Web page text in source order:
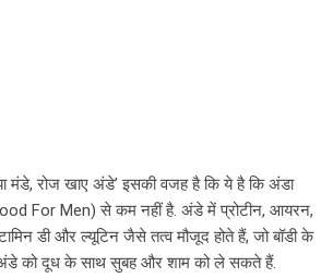
मंडे, रोज खाए अंडे’ इसकी वजह है कि ये है कि अंडा
For Men) से कम नहीं है. अंडे में प्रोटीन, आयरन,
डी और ल्यूटिन जैसे तत्व मौजूद होते हैं, जो बॉडी के
को दूध के साथ सुबह और शाम को ले सकते हैं.